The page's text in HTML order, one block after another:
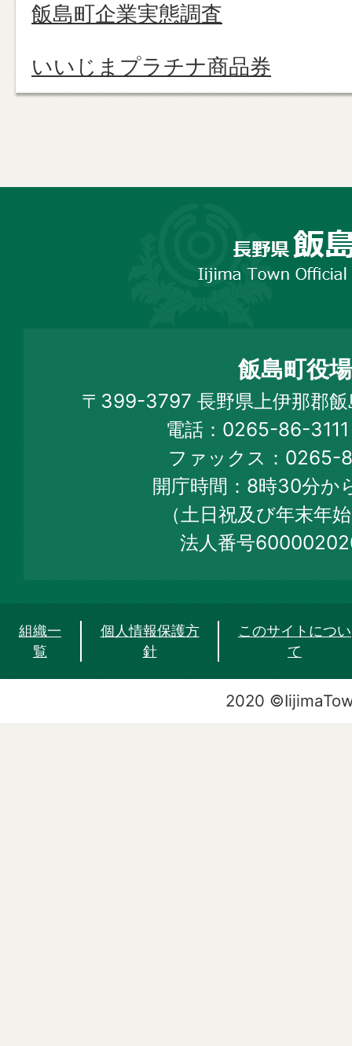
飯島町企業実態調査
いいじまプラチナ商品券
Town
Official
Web
Site
飯島町役場
〒399-3797 長野県上伊那郡
電話：0265-86-
ファックス：0265-
開庁時間：8時30分か
（土日祝及び年末年
法人番号
組織一
覧
個人情報保護方
針
このサイトについ
て
2020